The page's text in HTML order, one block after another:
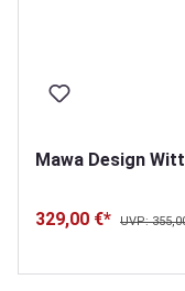
Mawa Design
329,00 €* UVP: